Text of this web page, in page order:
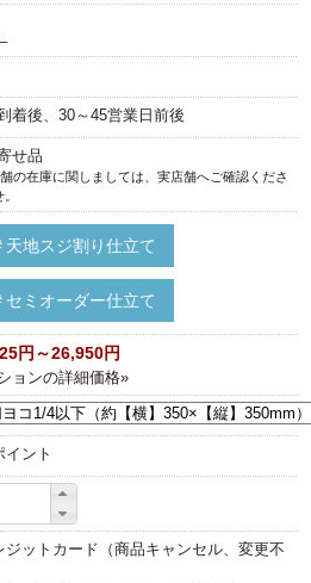
着後、30～45営業日前後
せ品
の在庫に関しましては、実店舗へご確認くださ
天地スジ割り仕立て
セミオーダー仕立て
円～26,950円
ョンの詳細価格»
イント
ジットカード（商品キャンセル、変更不